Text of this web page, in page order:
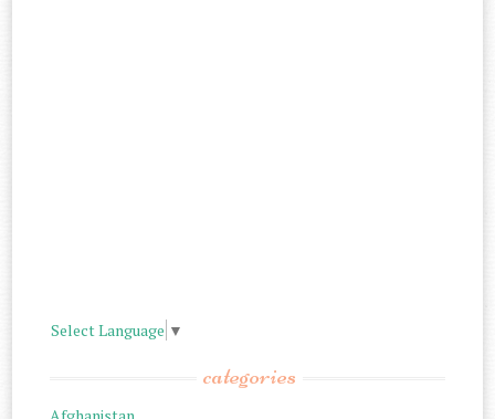
Select Language ▼
categories